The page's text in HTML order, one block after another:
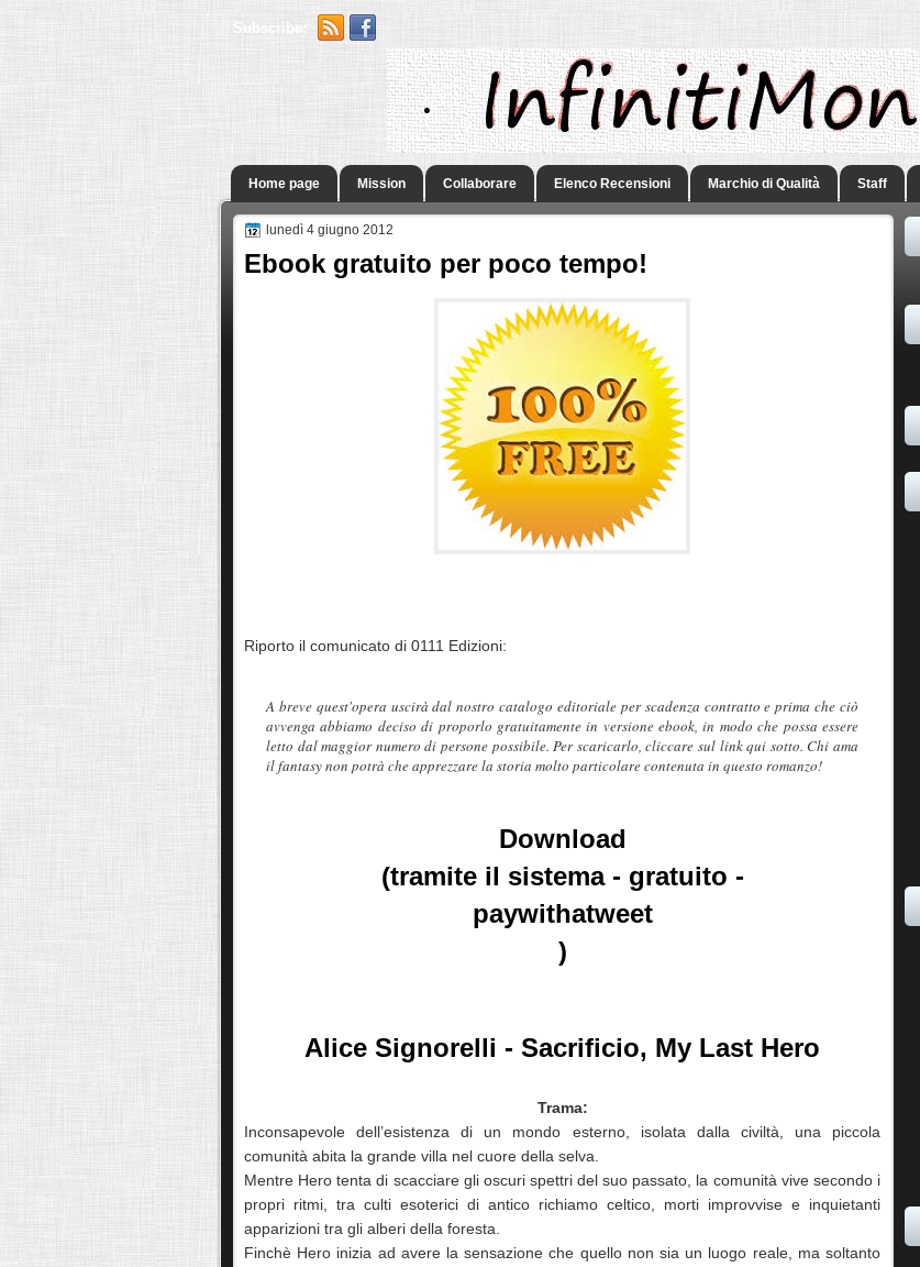
Subscribe:
.
Home page Mission Collaborare Elenco Recensioni Marchio di Qualità Staff
lunedì 4 giugno 2012
Ebook gratuito per poco tempo!
Riporto il comunicato di 0111 Edizioni:
A breve quest'opera uscirà dal nostro catalogo editoriale per scadenza contratto e prima che ciò
avvenga abbiamo deciso di proporlo gratuitamente in versione ebook, in modo che possa essere
letto dal maggior numero di persone possibile. Per scaricarlo, cliccare sul link qui sotto. Chi ama
il fantasy non potrà che apprezzare la storia molto particolare contenuta in questo romanzo!
Download
(tramite il sistema - gratuito -
paywithatweet
)
Alice Signorelli - Sacrificio, My Last Hero
Trama:
Inconsapevole dell’esistenza di un mondo esterno, isolata dalla civiltà, una piccola
comunità abita la grande villa nel cuore della selva.
Mentre Hero tenta di scacciare gli oscuri spettri del suo passato, la comunità vive secondo i
propri ritmi, tra culti esoterici di antico richiamo celtico, morti improvvise e inquietanti
apparizioni tra gli alberi della foresta.
Finchè Hero inizia ad avere la sensazione che quello non sia un luogo reale, ma soltanto